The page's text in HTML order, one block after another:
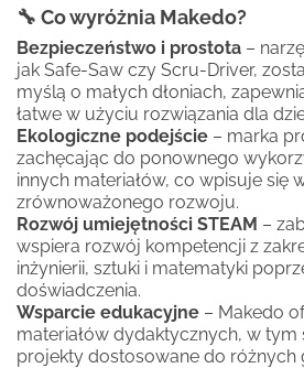
🔧 Co wyróżnia Makedo?
Bezpieczeństwo i prostota –
jak Safe-Saw czy Scru-Driver,
myślą o małych dłoniach,
łatwe w użyciu rozwiązania dla
Ekologiczne podejście – marka
zachęcając do ponownego
innych materiałów, co wpisuje się
zrównoważonego rozwoju.
Rozwój umiejętności STEAM –
wspiera rozwój kompetencji z
inżynierii, sztuki i matematyki
doświadczenia.
Wsparcie edukacyjne – Makedo
materiałów dydaktycznych, w tym
projekty dostosowane do różnych